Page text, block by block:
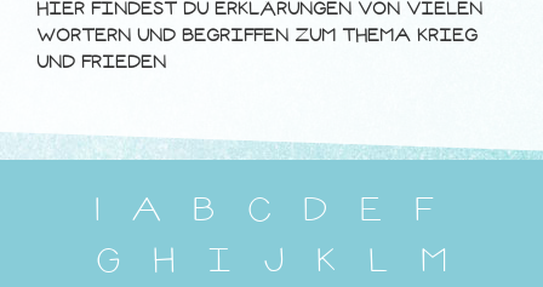
HIER FINDEST DU ERKLÄRUNGEN VON VIELEN
WÖRTERN UND BEGRIFFEN ZUM THEMA KRIEG
UND FRIEDEN
1 A B C D E
F
G
H I J K L
M